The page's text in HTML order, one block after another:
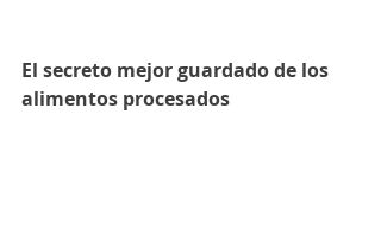
El secreto mejor guardado de los
alimentos procesados